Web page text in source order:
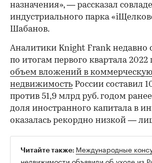
назначения», — рассказал
индустриального парка
Шабанов.
Аналитики Knight Frank недавно
по итогам первого квартала 2022
объем вложений в коммерческую
недвижимость России составил
против 51,9 млрд руб. годом
доля иностранного капитала в
оказалась рекордно низкой —
Читайте также: Международные
недвижимости объявили об уходе из